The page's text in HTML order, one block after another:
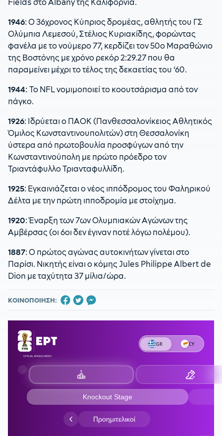
1946: Ο 36χρονος Κύπριος δρομέας, αθλητής του ΓΣ
Ολύμπια Λεμεσού, Στέλιος Κυριακίδης, φορώντας
φανέλα με το νούμερο 77, κερδίζει τον 50ο Μαραθώνιο
της Βοστόνης με χρόνο ρεκόρ 2:29.27 που θα
παραμείνει μέχρι το τέλος της δεκαετίας του ‘60.
1944: Το NFL νομιμοποιεί το κοουτσάρισμα από τον
πάγκο.
1926: Ιδρύεται ο ΠΑΟΚ (Πανθεσσαλονίκειος Αθλητικός
Όμιλος Κωνσταντινουπολιτών) στη Θεσσαλονίκη
ύστερα από πρωτοβουλία προσφύγων από την
Κωνσταντινούπολη με πρώτο πρόεδρο τον
Τριαντάφυλλο Τριανταφυλλίδη.
1925: Εγκαινιάζεται ο νέος ιππόδρομος του Φαληρικού
Δέλτα με την πρώτη ιπποδρομία με στοίχημα.
1920: Έναρξη των 7ων Ολυμπιακών Αγώνων της
Αμβέρσας (οι 6οι δεν έγιναν ποτέ λόγω πολέμου).
1887: Ο πρώτος αγώνας αυτοκινήτων γίνεται στο
Παρίσι. Νικητής είναι ο κόμης Jules Philippe Albert de
Dion με ταχύτητα 37 μίλια/ώρα.
ΚΟΙΝΟΠΟΙΗΣΗ: